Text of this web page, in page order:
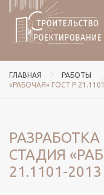
ГЛАВНАЯ РАБОТЫ
«РАБОЧАЯ» ГОСТ Р
СТАДИЯ
21.1101-